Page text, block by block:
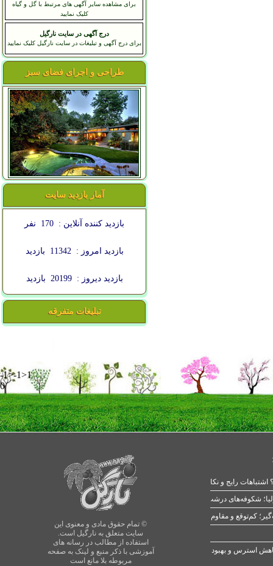
برای مشاهده سایر آگهی های مرتبط با گل و گیاه
کلیک نمایید
درج آگهی در سایت نارگیل
برای درج آگهی و تبلیغات در سایت نارگیل کلیک نمایید
طراحی و اجرای فضای سبز
آمار بازدید سایت
بازدید کننده آنلاین : 170 نفر
بازدید امروز : 11342 بازدید
بازدید دیروز : 20199 بازدید
تبلیغات متفرقه
-1>-1>1
0
© تمام حقوق مادی و معنوی این
سایت متعلق به نارگیل است.
استفاده از مطالب در رسانه های
آموزشی با ذکر منبع و لینک به صفحه
مربوطه بلا مانع است
رایج و نکات طلایی
شکوفه‌های درشت در بهار